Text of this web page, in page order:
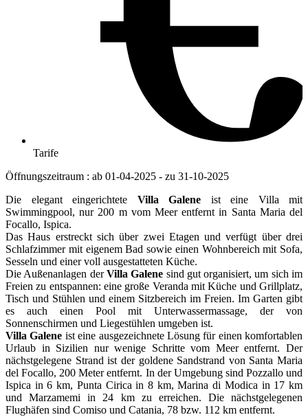
Tarife
Öffnungszeitraum : ab 01-04-2025 - zu 31-10-2025
Die elegant eingerichtete Villa Galene ist eine Villa mit
Swimmingpool, nur 200 m vom Meer entfernt in Santa Maria del
Focallo, Ispica.
Das Haus erstreckt sich über zwei Etagen und verfügt über drei
Schlafzimmer mit eigenem Bad sowie einen Wohnbereich mit Sofa,
Sesseln und einer voll ausgestatteten Küche.
Die Außenanlagen derVilla Galene sind gut organisiert, um sich im
Freien zu entspannen: eine große Veranda mit Küche und Grillplatz,
Tisch und Stühlen und einem Sitzbereich im Freien. Im Garten gibt
es auch einen Pool mit Unterwassermassage, der von
Sonnenschirmen und Liegestühlen umgeben ist.
Villa Galene ist eine ausgezeichnete Lösung für einen komfortablen
Urlaub in Sizilien nur wenige Schritte vom Meer entfernt. Der
nächstgelegene Strand ist der goldene Sandstrand von Santa Maria
del Focallo, 200 Meter entfernt. In der Umgebung sind Pozzallo und
Ispica in 6 km, Punta Cirica in 8 km, Marina di Modica in 17 km
und Marzamemi in 24 km zu erreichen. Die nächstgelegenen
Flughäfen sind Comiso und Catania, 78 bzw. 112 km entfernt.